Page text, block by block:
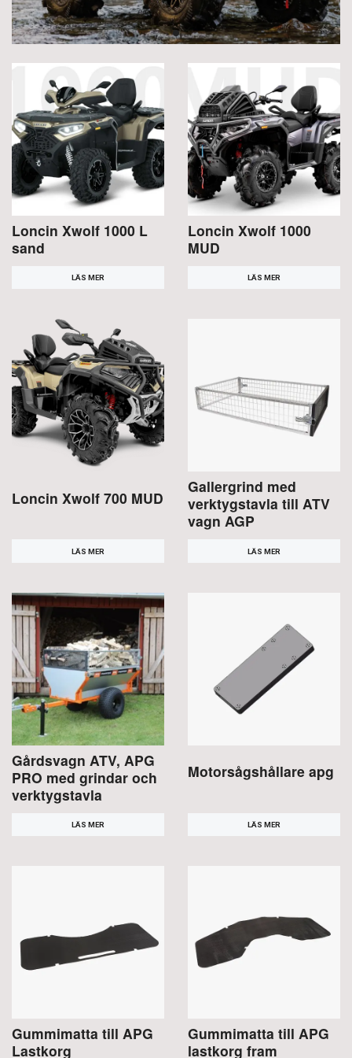
Loncin Xwolf 1000 L
sand
LÄS MER
Loncin Xwolf 1000
MUD
LÄS MER
Loncin Xwolf 700 MUD
LÄS MER
Gallergrind med
verktygstavla till ATV
vagn AGP
LÄS MER
Gårdsvagn ATV, APG
PRO med grindar och
verktygstavla
LÄS MER
Motorsågshållare apg
LÄS MER
Gummimatta till APG
Lastkorg
Gummimatta till APG
lastkorg fram